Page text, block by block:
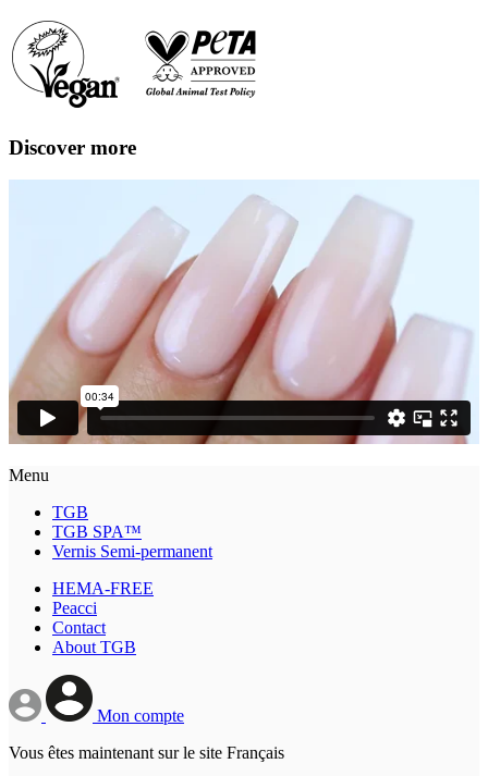
Discover more
Menu
TGB
TGB SPA™
Vernis Semi-permanent
HEMA-FREE
Peacci
Contact
About TGB
Mon compte
Vous êtes maintenant sur le site Français